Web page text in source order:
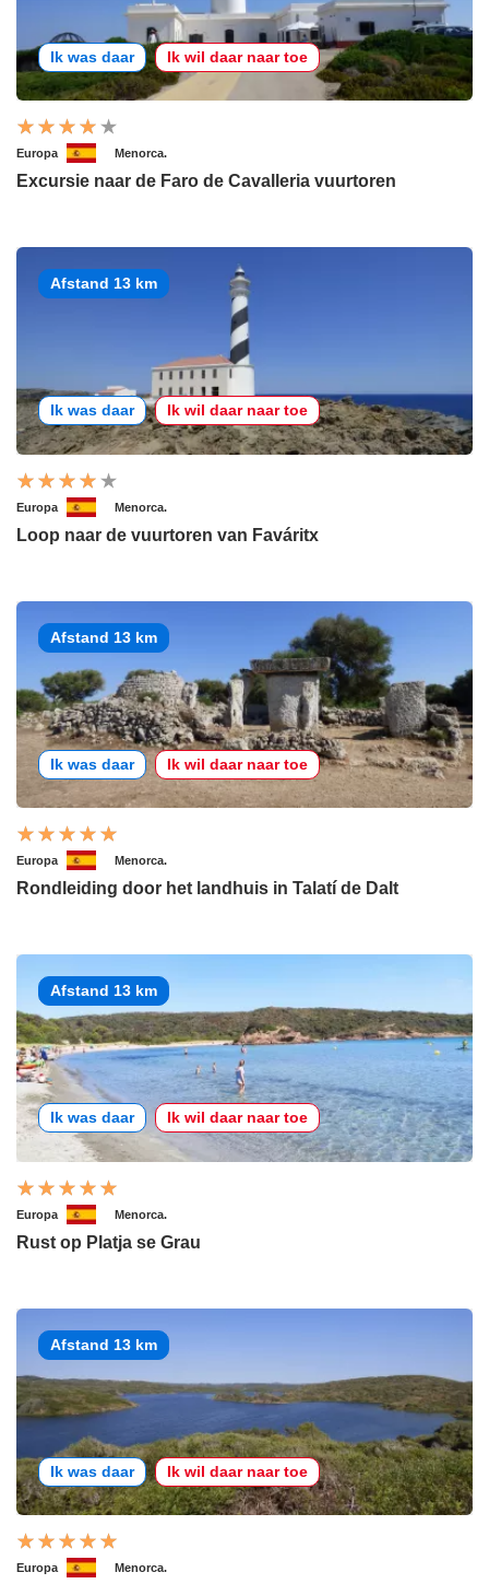
Ik was daar Ik wil daar naar toe
Europa Menorca.
Excursie naar de Faro de Cavalleria vuurtoren
Afstand 13 km
Ik was daar Ik wil daar naar toe
Europa Menorca.
Loop naar de vuurtoren van Faváritx
Afstand 13 km
Ik was daar Ik wil daar naar toe
Europa Menorca.
Rondleiding door het landhuis in Talatí de Dalt
Afstand 13 km
Ik was daar Ik wil daar naar toe
Europa Menorca.
Rust op Platja se Grau
Afstand 13 km
Ik was daar Ik wil daar naar toe
Europa Menorca.